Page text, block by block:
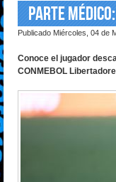
Parte
Publicado Miércoles, 04 de
Conoce el jugador
CONMEBOL